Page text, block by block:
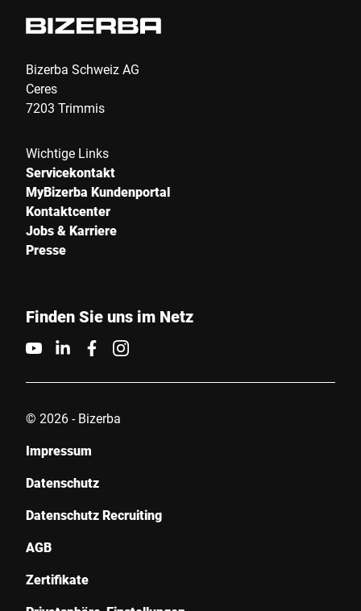
Bizerba Schweiz AG
Ceres
7203 Trimmis
Wichtige Links
Servicekontakt
MyBizerba Kundenportal
Kontaktcenter
Jobs & Karriere
Presse
Finden Sie uns im Netz
© 2026 - Bizerba
Impressum
Datenschutz
Datenschutz Recruiting
AGB
Zertifikate